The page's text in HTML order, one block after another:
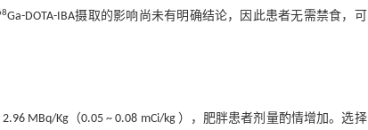
Ga-DOTA-IBA摄取的影响尚未有明确结论，因此患者无需禁食，可
MBq/Kg（0.05 ~ 0.08 mCi/kg ），肥胖患者剂量酌情增加。选择